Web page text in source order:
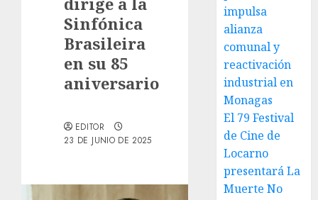
Sinfónica
Brasileira
en su 85
aniversario
EDITOR
23 DE JUNIO DE 2025
impulsa
alianza
comunal y
reactivación
industrial en
Monagas
El 79 Festival
de Cine de
Locarno
presentará La
Muerte No